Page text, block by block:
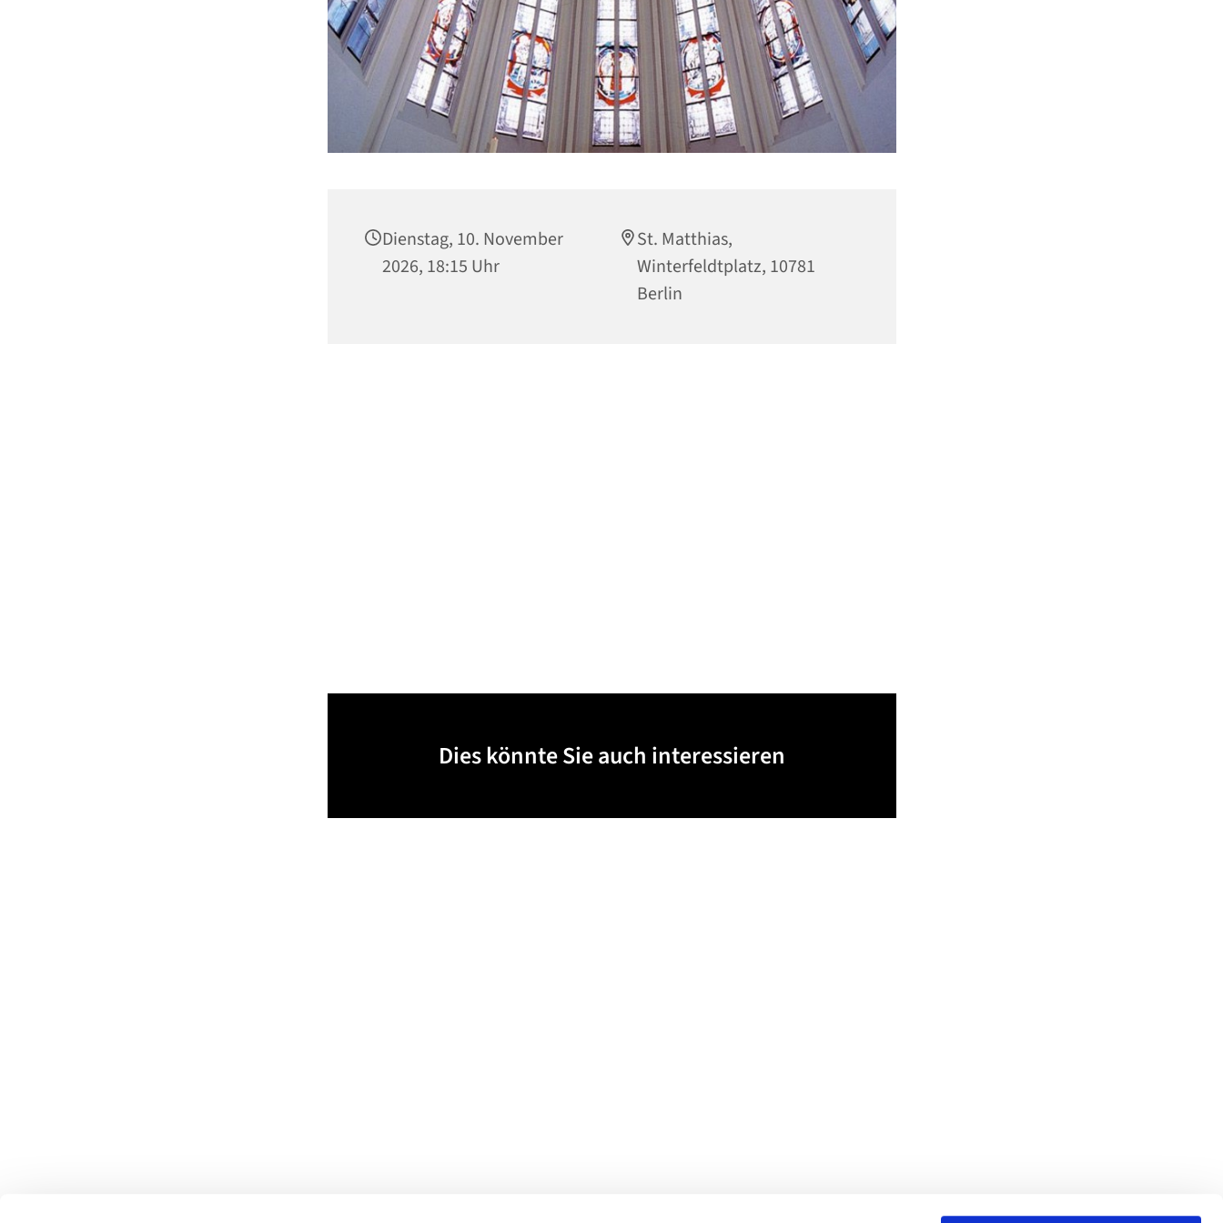
Dienstag, 10. November
2026, 18:15 Uhr
St. Matthias,
Winterfeldtplatz, 10781
Berlin
Dies könnte Sie auch interessieren